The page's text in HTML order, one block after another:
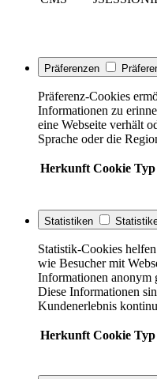
Präferenzen
Präferenz-Cookies
Informationen zu
eine Webseite verhält
Sprache oder die
Herkunft Cookie Typ
Statistiken
Statistik-Cookies
wie Besucher mit
Informationen anonym
Diese Informationen
Kundenerlebnis
Herkunft Cookie Typ